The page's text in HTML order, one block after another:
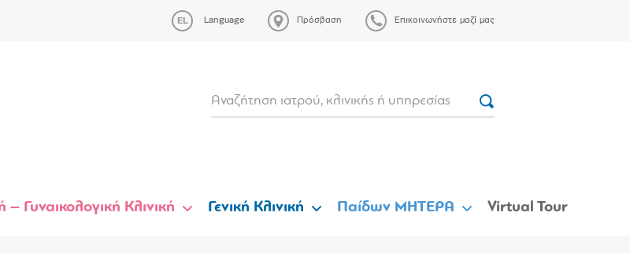
Language Πρόσβαση Επικοινωνήστε μαζί μας
– Γυναικολογική Κλινική Γενική Κλινική Παίδων ΜΗΤΕΡΑ Virtual Tour